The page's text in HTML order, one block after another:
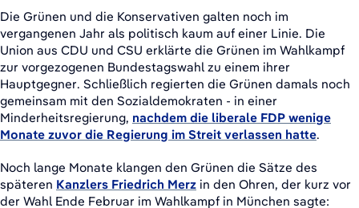
Die Grünen und die Konservativen galten noch im
vergangenen Jahr als politisch kaum auf einer Linie. Die
Union aus CDU und CSU erklärte die Grünen im Wahlkampf
zur vorgezogenen Bundestagswahl zu einem ihrer
Hauptgegner. Schließlich regierten die Grünen damals noch
gemeinsam mit den Sozialdemokraten - in einer
Minderheitsregierung, nachdem die liberale FDP wenige
Monate zuvor die Regierung im Streit verlassen hatte.
Noch lange Monate klangen den Grünen die Sätze des
späteren Kanzlers Friedrich Merz in den Ohren, der kurz vor
der Wahl Ende Februar im Wahlkampf in München sagte: